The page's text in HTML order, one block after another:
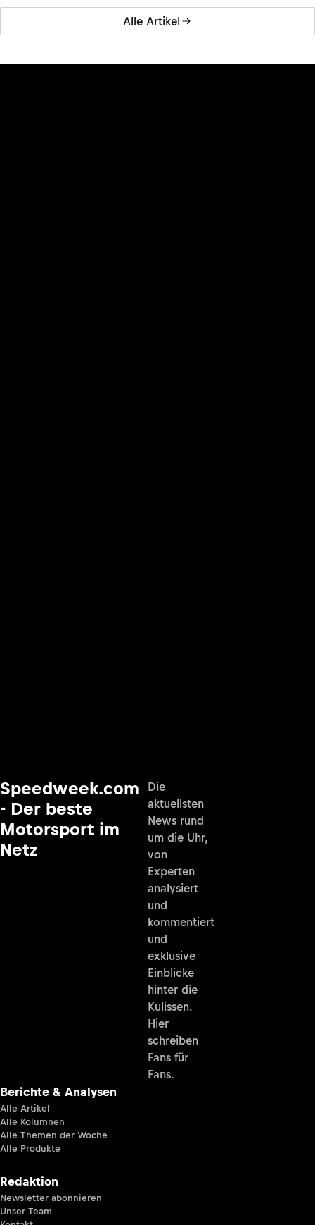
Alle Artikel
Speedweek.com
- Der beste
Motorsport im
Netz
Die
aktuellsten
News rund
um die Uhr,
von
Experten
analysiert
und
kommentiert
und
exklusive
Einblicke
hinter die
Kulissen.
Hier
schreiben
Fans für
Fans.
Berichte & Analysen
Alle Artikel
Alle Kolumnen
Alle Themen der Woche
Alle Produkte
Redaktion
Newsletter abonnieren
Unser Team